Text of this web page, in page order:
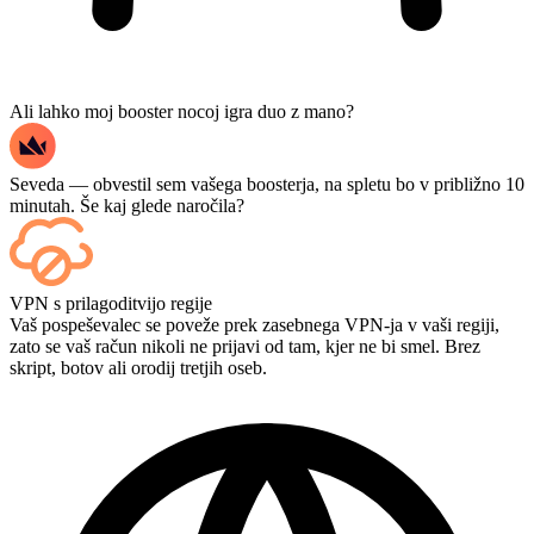
Ali lahko moj booster nocoj igra duo z mano?
Seveda — obvestil sem vašega boosterja, na spletu bo v približno 10
minutah. Še kaj glede naročila?
Seveda — vsaka tekma se prikaže na vaši nadzorni plošči takoj, ko
se konča, če pa si želite igre ogledati v živo, ob zaključku nakupa
dodajte možnost pretakanja (Streaming).
VPN s prilagoditvijo regije
Vaš pospeševalec se poveže prek zasebnega VPN-ja v vaši regiji,
zato se vaš račun nikoli ne prijavi od tam, kjer ne bi smel. Brez
skript, botov ali orodij tretjih oseb.